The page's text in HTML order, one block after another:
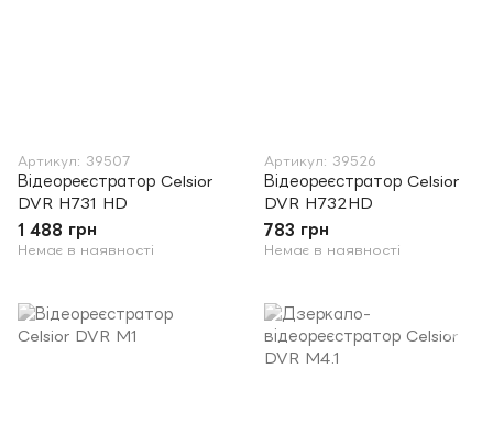
Артикул: 39507
Відеореєстратор Celsior
DVR H731 HD
1 488 грн
Немає в наявності
Артикул: 39526
Відеореєстратор Celsior
DVR H732HD
783 грн
Немає в наявності